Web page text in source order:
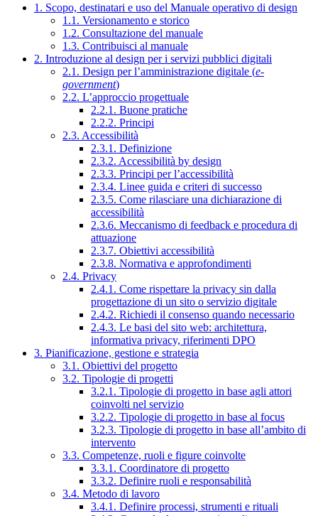
1. Scopo, destinatari e uso del Manuale operativo di design
1.1. Versionamento e storico
1.2. Consultazione del manuale
1.3. Contribuisci al manuale
2. Introduzione al design per i servizi pubblici digitali
2.1. Design per l’amministrazione digitale (e-
government)
2.2. L’approccio progettuale
2.2.1. Buone pratiche
2.2.2. Principi
2.3. Accessibilità
2.3.1. Definizione
2.3.2. Accessibilità by design
2.3.3. Principi per l’accessibilità
2.3.4. Linee guida e criteri di successo
2.3.5. Come rilasciare una dichiarazione di
accessibilità
2.3.6. Meccanismo di feedback e procedura di
attuazione
2.3.7. Obiettivi accessibilità
2.3.8. Normativa e approfondimenti
2.4. Privacy
2.4.1. Come rispettare la privacy sin dalla
progettazione di un sito o servizio digitale
2.4.2. Richiedi il consenso quando necessario
2.4.3. Le basi del sito web: architettura,
informativa privacy, riferimenti DPO
3. Pianificazione, gestione e strategia
3.1. Obiettivi del progetto
3.2. Tipologie di progetti
3.2.1. Tipologie di progetto in base agli attori
coinvolti nel servizio
3.2.2. Tipologie di progetto in base al focus
3.2.3. Tipologie di progetto in base all’ambito di
intervento
3.3. Competenze, ruoli e figure coinvolte
3.3.1. Coordinatore di progetto
3.3.2. Definire ruoli e responsabilità
3.4. Metodo di lavoro
3.4.1. Definire processi, strumenti e rituali